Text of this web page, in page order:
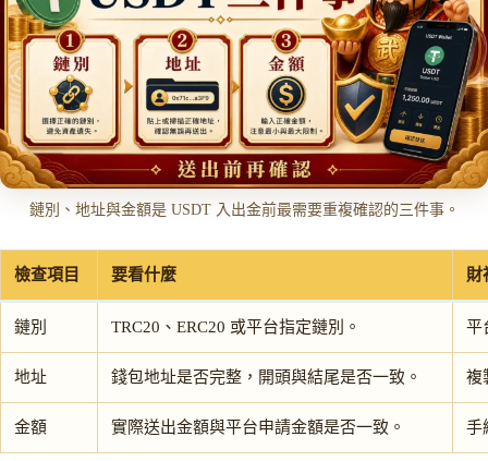
鏈別、地址與金額是 USDT 入出金前最需要重複確認的三件事。
檢查項目 要看什麼 財
鏈別 TRC20、ERC20 或平台指定鏈別。 平
地址 錢包地址是否完整，開頭與結尾是否一致。 複
金額 實際送出金額與平台申請金額是否一致。 手